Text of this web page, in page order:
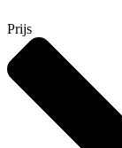
Prijs